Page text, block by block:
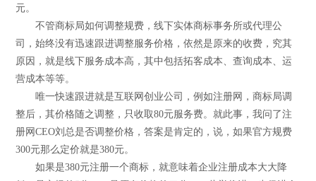
元。
不管商标局如何调整规费，线下实体商标事务所或代理公
司，始终没有迅速跟进调整服务价格，依然是原来的收费，究其
原因，就是线下服务成本高，其中包括拓客成本、查询成本、运
营成本等等。
唯一快速跟进就是互联网创业公司，例如注册网，商标局调
整后，其价格随之调整，只收取80元服务费。就此事，我问了注
册网CEO刘总是否调整价格，答案是肯定的，说，如果官方规费
300元那么定价就是380元。
如果是380元注册一个商标，就意味着企业注册成本大大降